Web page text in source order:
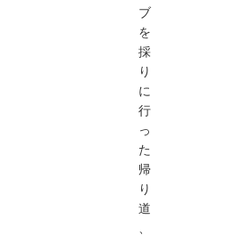
ブ
を
採
り
に
行
っ
た
帰
り
道